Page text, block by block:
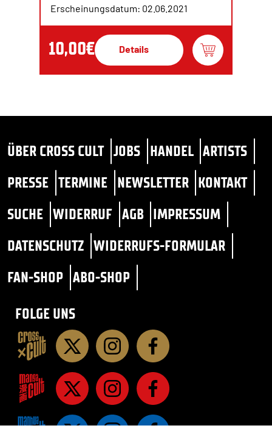
Erscheinungsdatum: 02.06.2021
10,00€ Details
ÜBER CROSS CULT JOBS HANDEL ARTISTS
PRESSE TERMINE NEWSLETTER KONTAKT
SUCHE WIDERRUF AGB IMPRESSUM
DATENSCHUTZ WIDERRUFS-FORMULAR
FAN-SHOP ABO-SHOP
FOLGE UNS